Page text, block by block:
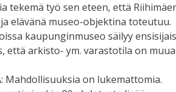
tekemä työ sen eteen, että
elävänä museo-objektina toteutuu.
kaupunginmuseo säilyy
arkisto- ym. varastotila on
Mahdollisuuksia on lukemattomia.